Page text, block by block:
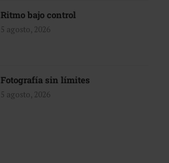
Ritmo bajo control
5 agosto, 2026
Fotografía sin límites
5 agosto, 2026